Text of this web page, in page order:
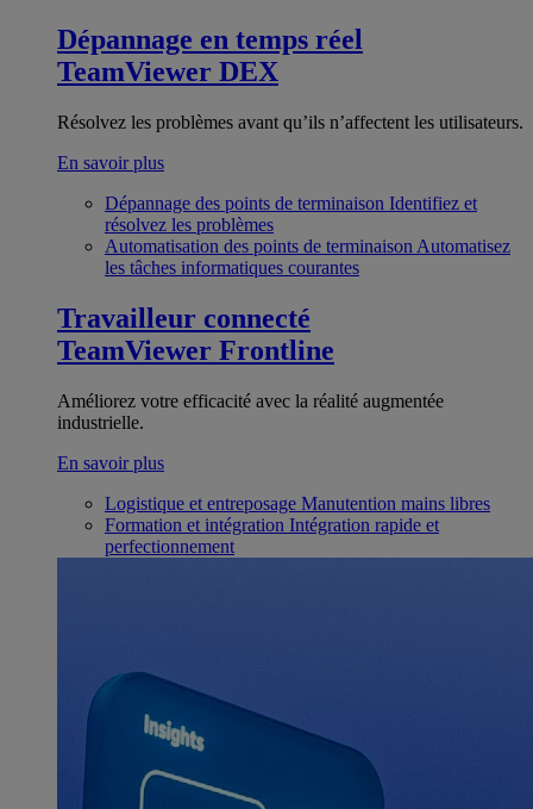
Dépannage en temps réel
TeamViewer DEX
Résolvez les problèmes avant qu’ils n’affectent les utilisateurs.
En savoir plus
Dépannage des points de terminaison Identifiez et
résolvez les problèmes
Automatisation des points de terminaison Automatisez
les tâches informatiques courantes
Travailleur connecté
TeamViewer Frontline
Améliorez votre efficacité avec la réalité augmentée
industrielle.
En savoir plus
Logistique et entreposage Manutention mains libres
Formation et intégration Intégration rapide et
perfectionnement